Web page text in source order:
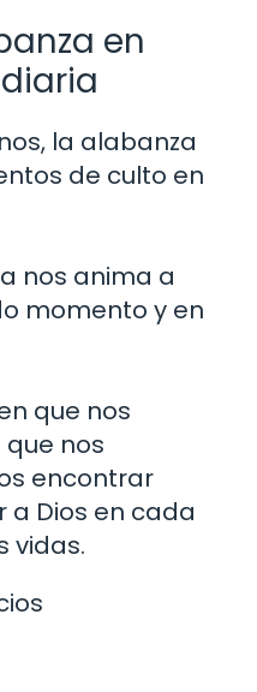
en
la alabanza
de culto en
nos anima a
momento y en
que nos
nos
encontrar
Dios en cada
vidas.